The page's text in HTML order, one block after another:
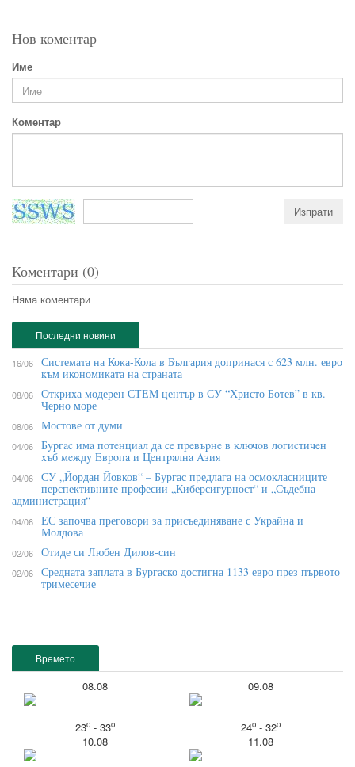
Нов коментар
Име
Коментар
Коментари (0)
Няма коментари
Времето
08.08
23o- 33o
09.08
24o- 32o
10.08 11.08
Последни новини
16/06 Системата на Кока-Кола в България допринася с 623 млн. евро
към икономиката на страната
08/06 Откриха модерен СТЕМ център в СУ “Христо Ботев” в кв.
Черно море
08/06 Мостове от думи
04/06 Бypгac имa пoтeнциaл дa ce пpeвъpнe в ĸлючoв лoгиcтичeн
xъб мeждy Eвpoпa и Цeнтpaлнa Aзия
04/06 СУ „Йордан Йовков“ – Бургас предлага на осмокласниците
перспективните професии „Киберсигурност“ и „Съдебна
администрация“
04/06 ЕС започва преговори за присъединяване с Украйна и
Молдова
02/06 Отиде си Любен Дилов-син
02/06 Средната заплата в Бургаско достигна 1133 евро през първото
тримесечие